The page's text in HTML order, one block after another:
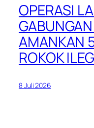
OPERASI
AMANKAN
ROKOK
8 Juli 2026